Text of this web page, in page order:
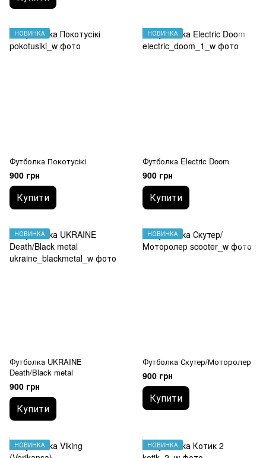
НОВИНКА
Футболка Покотусікі
900 грн
Купити
НОВИНКА
Футболка Electric Doom
900 грн
Купити
НОВИНКА
Футболка UKRAINE
Death/Black metal
900 грн
Купити
НОВИНКА
Футболка Скутер/Моторолер
900 грн
Купити
НОВИНКА НОВИНКА